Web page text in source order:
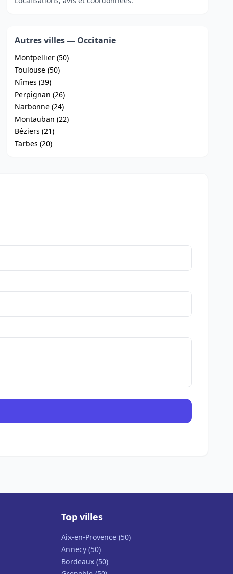
Autres villes — Occitanie
Montpellier (50)
Toulouse (50)
Nîmes (39)
Perpignan (26)
Narbonne (24)
Montauban (22)
Béziers (21)
Tarbes (20)
Top villes
Aix-en-Provence (50)
Annecy (50)
Bordeaux (50)